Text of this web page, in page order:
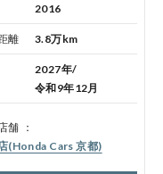
せ
2016
離 3.8万km
2027年/
令和9年12月
舗
(Honda Cars 京都)